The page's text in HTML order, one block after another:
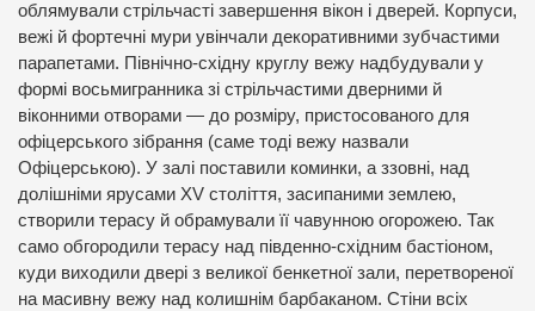
облямували стрільчасті завершення вікон і дверей. Корпуси,
вежі й фортечні мури увінчали декоративними зубчастими
парапетами. Північно-східну круглу вежу надбудували у
формі восьмигранника зі стрільчастими дверними й
віконними отворами — до розміру, пристосованого для
офіцерського зібрання (саме тоді вежу назвали
Офіцерською). У залі поставили коминки, а ззовні, над
долішніми ярусами XV століття, засипаними землею,
створили терасу й обрамували її чавунною огорожею. Так
само обгородили терасу над південно-східним бастіоном,
куди виходили двері з великої бенкетної зали, перетвореної
на масивну вежу над колишнім барбаканом. Стіни всіх